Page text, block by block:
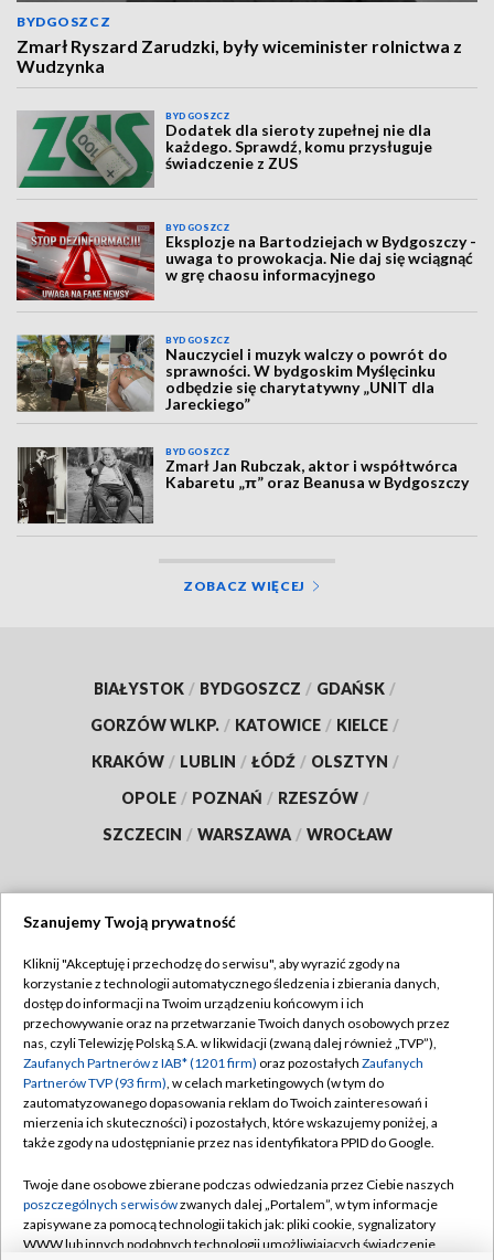
BYDGOSZCZ
Zmarł Ryszard Zarudzki, były wiceminister rolnictwa z
Wudzynka
BYDGOSZCZ
Dodatek dla sieroty zupełnej nie dla
każdego. Sprawdź, komu przysługuje
świadczenie z ZUS
BYDGOSZCZ
Eksplozje na Bartodziejach w Bydgoszczy -
uwaga to prowokacja. Nie daj się wciągnąć
w grę chaosu informacyjnego
BYDGOSZCZ
Nauczyciel i muzyk walczy o powrót do
sprawności. W bydgoskim Myślęcinku
odbędzie się charytatywny „UNIT dla
Jareckiego”
BYDGOSZCZ
Zmarł Jan Rubczak, aktor i współtwórca
Kabaretu „π” oraz Beanusa w Bydgoszczy
ZOBACZ WIĘCEJ
BIAŁYSTOK / BYDGOSZCZ / GDAŃSK /
GORZÓW WLKP. / KATOWICE / KIELCE /
KRAKÓW / LUBLIN / ŁÓDŹ / OLSZTYN /
OPOLE / POZNAŃ / RZESZÓW /
SZCZECIN / WARSZAWA / WROCŁAW
TVP
Abonament TVP
Emisja w TVP
Centrum informacji TVP
Naziemna Telewizja Cyfrowa
Rada Programowa
System NOS
Regulamin TVP
Polityka prywatności
Moje zgody
Pomoc
Kontakt
Szanujemy Twoją prywatność
Kliknij "Akceptuję i przechodzę do serwisu", aby wyrazić zgody na
korzystanie z technologii automatycznego śledzenia i zbierania danych,
dostęp do informacji na Twoim urządzeniu końcowym i ich
przechowywanie oraz na przetwarzanie Twoich danych osobowych przez
nas, czyli Telewizję Polską S.A. w likwidacji (zwaną dalej również „TVP”),
Zaufanych Partnerów z IAB* (1201 firm) oraz pozostałych Zaufanych
Partnerów TVP (93 firm), w celach marketingowych (w tym do
zautomatyzowanego dopasowania reklam do Twoich zainteresowań i
mierzenia ich skuteczności) i pozostałych, które wskazujemy poniżej, a
także zgody na udostępnianie przez nas identyfikatora PPID do Google.
Twoje dane osobowe zbierane podczas odwiedzania przez Ciebie naszych
poszczególnych serwisówzwanych dalej „Portalem”, w tym informacje
zapisywane za pomocą technologii takich jak: pliki cookie, sygnalizatory
WWW lub innych podobnych technologii umożliwiających świadczenie